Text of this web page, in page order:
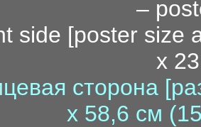
side [poster size
x
сторона
x 58,6 см